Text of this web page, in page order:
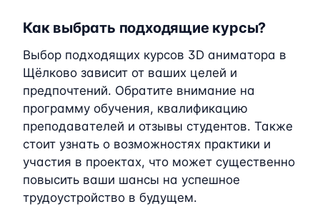
Как выбрать подходящие курсы?
Выбор подходящих курсов 3D аниматора в
Щёлково зависит от ваших целей и
предпочтений. Обратите внимание на
программу обучения, квалификацию
преподавателей и отзывы студентов. Также
стоит узнать о возможностях практики и
участия в проектах, что может существенно
повысить ваши шансы на успешное
трудоустройство в будущем.